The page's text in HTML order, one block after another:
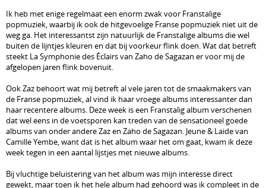
Ik heb met enige regelmaat een enorm zwak voor Franstalige
popmuziek, waarbij ik ook de hitgevoelige Franse popmuziek niet uit de
weg ga. Het interessantst zijn natuurlijk de Franstalige albums die wel
buiten de lijntjes kleuren en dat bij voorkeur flink doen. Wat dat betreft
steekt La Symphonie des Éclairs van Zaho de Sagazan er voor mij de
afgelopen jaren flink bovenuit.
Ook Zaz behoort wat mij betreft al vele jaren tot de smaakmakers van
de Franse popmuziek, al vind ik haar vroege albums interessanter dan
haar recentere albums. Deze week is een Franstalig album verschenen
dat wel eens in de voetsporen kan treden van de sensationeel goede
albums van onder andere Zaz en Zaho de Sagazan. Jeune & Laide van
Camille Yembe, want dat is het album waar het om gaat, kwam ik deze
week tegen in een aantal lijstjes met nieuwe albums.
Bij vluchtige beluistering van het album was mijn interesse direct
gewekt, maar toen ik het hele album had gehoord was ik compleet in de